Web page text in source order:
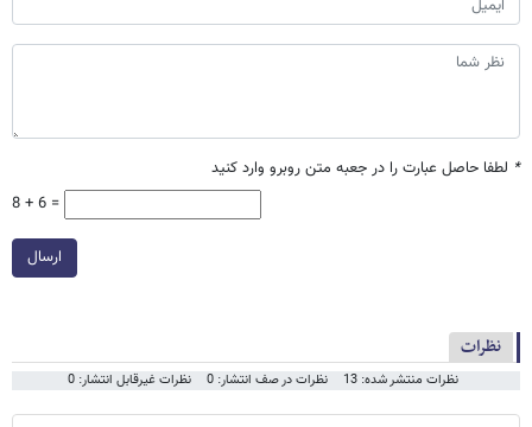
* لطفا حاصل عبارت را در جعبه متن روبرو وارد کنید
8 + 6 =
ارسال
نظرات
نظرات منتشر شده: 13 نظرات در صف انتشار: 0 نظرات غیرقابل انتشار: 0